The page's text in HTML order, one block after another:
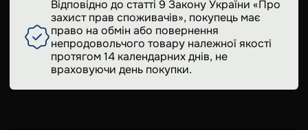
Відповідно до статті 9 Закону України «Про
захист прав споживачів», покупець має
право на обмін або повернення
непродовольчого товару належної якості
протягом 14 календарних днів, не
враховуючи день покупки.